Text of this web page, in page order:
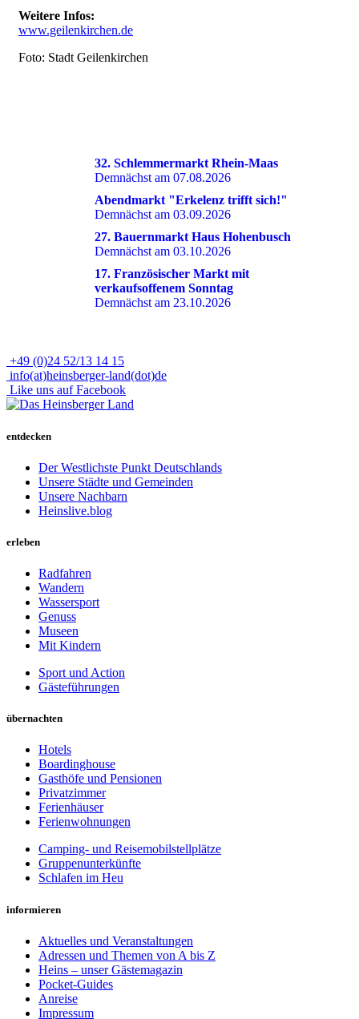
Weitere Infos:
www.geilenkirchen.de
Foto: Stadt Geilenkirchen
32. Schlemmermarkt Rhein-Maas
Demnächst am 07.08.2026
Abendmarkt "Erkelenz trifft sich!"
Demnächst am 03.09.2026
27. Bauernmarkt Haus Hohenbusch
Demnächst am 03.10.2026
17. Französischer Markt mit
verkaufsoffenem Sonntag
Demnächst am 23.10.2026
+49 (0)24 52/13 14 15
info(at)heinsberger-land(dot)de
Like uns auf Facebook
entdecken
Der Westlichste Punkt Deutschlands
Unsere Städte und Gemeinden
Unsere Nachbarn
Heinslive.blog
erleben
Radfahren
Wandern
Wassersport
Genuss
Museen
Mit Kindern
Sport und Action
Gästeführungen
übernachten
Hotels
Boardinghouse
Gasthöfe und Pensionen
Privatzimmer
Ferienhäuser
Ferienwohnungen
Camping- und Reisemobilstellplätze
Gruppenunterkünfte
Schlafen im Heu
informieren
Aktuelles und Veranstaltungen
Adressen und Themen von A bis Z
Heins – unser Gästemagazin
Pocket-Guides
Anreise
Impressum